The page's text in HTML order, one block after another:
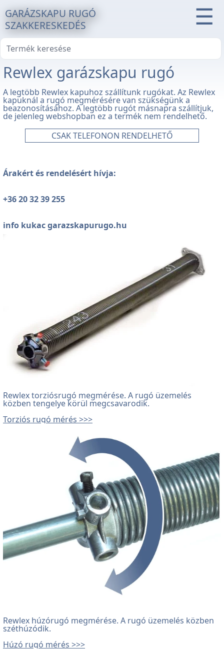
GARÁZSKAPU RUGÓ
SZAKKERESKEDÉS
☰
Rewlex garázskapu rugó
A legtöbb Rewlex kapuhoz szállítunk rugókat. Az Rewlex
kapuknál a rugó megmérésére van szükségünk a
beazonosításához. A legtöbb rugót másnapra szállítjuk,
de jelenleg webshopban ez a termék nem rendelhető.
CSAK TELEFONON RENDELHETŐ
Árakért és rendelésért hívja:
+36 20 32 39 255
info kukac garazskapurugo.hu
Rewlex torziósrugó megmérése. A rugó üzemelés
közben tengelye körül megcsavarodik.
Torziós rugó mérés >>>
Rewlex húzórugó megmérése. A rugó üzemelés közben
széthúzódik.
Húzó rugó mérés >>>